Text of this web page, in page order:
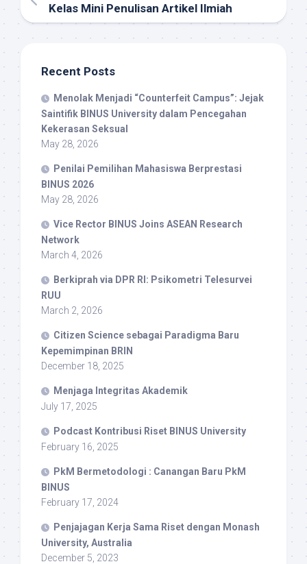
Kelas Mini Penulisan Artikel Ilmiah
Recent Posts
Menolak Menjadi “Counterfeit Campus”: Jejak
Saintifik BINUS University dalam Pencegahan
Kekerasan Seksual
May 28, 2026
Penilai Pemilihan Mahasiswa Berprestasi
BINUS 2026
May 28, 2026
Vice Rector BINUS Joins ASEAN Research
Network
March 4, 2026
Berkiprah via DPR RI: Psikometri Telesurvei
RUU
March 2, 2026
Citizen Science sebagai Paradigma Baru
Kepemimpinan BRIN
December 18, 2025
Menjaga Integritas Akademik
July 17, 2025
Podcast Kontribusi Riset BINUS University
February 16, 2025
PkM Bermetodologi : Canangan Baru PkM
BINUS
February 17, 2024
Penjajagan Kerja Sama Riset dengan Monash
University, Australia
December 5, 2023